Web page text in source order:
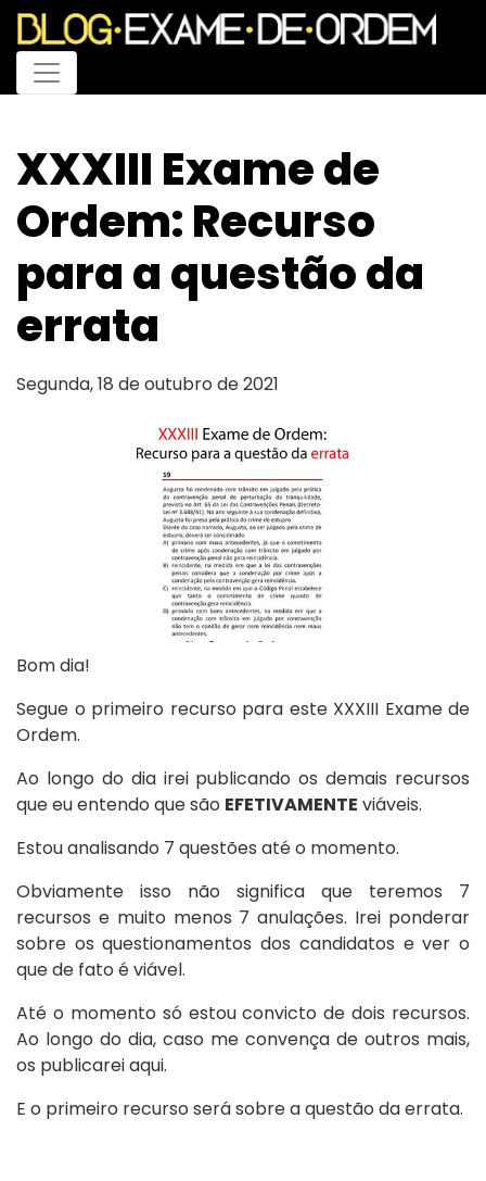
Menu
XXXIII Exame de
Ordem: Recurso
para a questão da
errata
Segunda, 18 de outubro de 2021
Bom dia!
Segue o primeiro recurso para este XXXIII Exame de
Ordem.
Ao longo do dia irei publicando os demais recursos
que eu entendo que são EFETIVAMENTE viáveis.
Estou analisando 7 questões até o momento.
Obviamente isso não significa que teremos 7
recursos e muito menos 7 anulações. Irei ponderar
sobre os questionamentos dos candidatos e ver o
que de fato é viável.
Até o momento só estou convicto de dois recursos.
Ao longo do dia, caso me convença de outros mais,
os publicarei aqui.
E o primeiro recurso será sobre a questão da errata.